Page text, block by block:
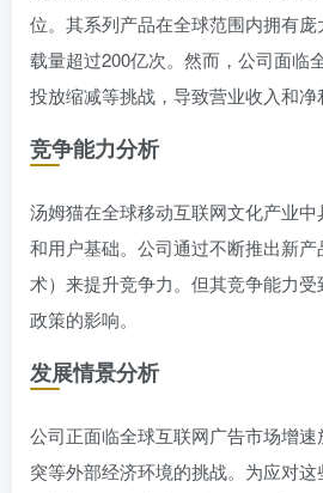
位。其系列产品在全球范围内拥有
载量超过200亿次。然而，公司面临
投放缩减等挑战，导致营业收入和净
竞争能力分析
汤姆猫在全球移动互联网文化产业
和用户基础。公司通过不断推出新
术）来提升竞争力。但其竞争能力
政策的影响。
发展情景分析
公司正面临全球互联网广告市场增
突等外部经济环境的挑战。为应对